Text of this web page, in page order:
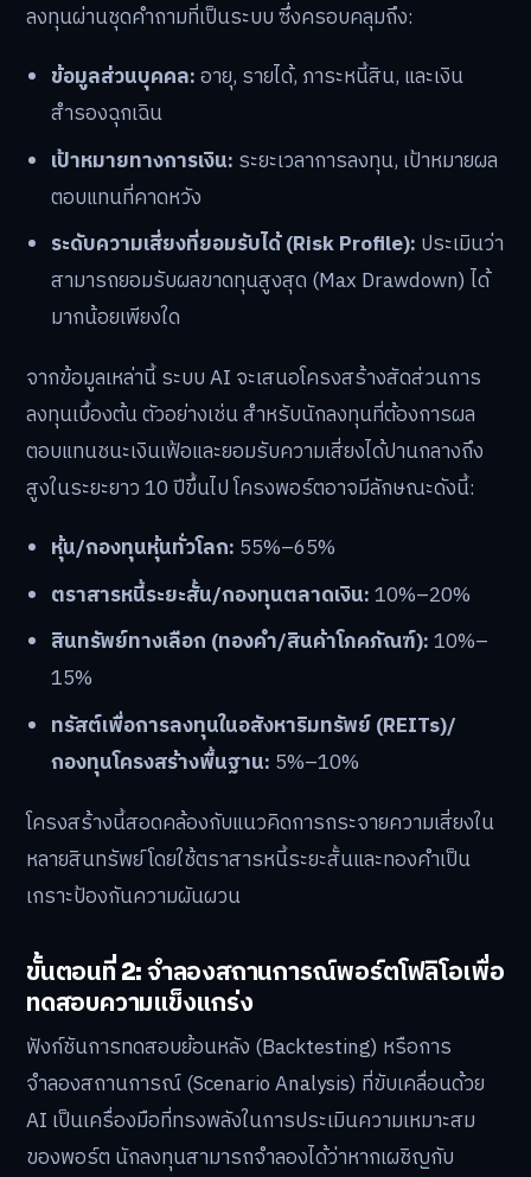
ลงทุนผ่านชุดคำถามที่เป็นระบบ ซึ่งครอบคลุมถึง:
ข้อมูลส่วนบุคคล:อายุ, รายได้, ภาระหนี้สิน, และเงิน
สำรองฉุกเฉิน
เป้าหมายทางการเงิน: ระยะเวลาการลงทุน, เป้าหมายผล
ตอบแทนที่คาดหวัง
ระดับความเสี่ยงที่ยอมรับได้ (Risk Profile): ประเมินว่า
สามารถยอมรับผลขาดทุนสูงสุด (Max Drawdown) ได้
มากน้อยเพียงใด
จากข้อมูลเหล่านี้ ระบบ AI จะเสนอโครงสร้างสัดส่วนการ
ลงทุนเบื้องต้น ตัวอย่างเช่น สำหรับนักลงทุนที่ต้องการผล
ตอบแทนชนะเงินเฟ้อและยอมรับความเสี่ยงได้ปานกลางถึง
สูงในระยะยาว 10 ปีขึ้นไป โครงพอร์ตอาจมีลักษณะดังนี้:
หุ้น/กองทุนหุ้นทั่วโลก: 55%–65%
ตราสารหนี้ระยะสั้น/กองทุนตลาดเงิน:10%–20%
สินทรัพย์ทางเลือก (ทองคำ/สินค้าโภคภัณฑ์):10%–
15%
ทรัสต์เพื่อการลงทุนในอสังหาริมทรัพย์ (REITs)/
กองทุนโครงสร้างพื้นฐาน: 5%–10%
โครงสร้างนี้สอดคล้องกับแนวคิดการกระจายความเสี่ยงใน
หลายสินทรัพย์ โดยใช้ตราสารหนี้ระยะสั้นและทองคำเป็น
เกราะป้องกันความผันผวน
ขั้นตอนที่ 2: จำลองสถานการณ์พอร์ตโฟลิโอเพื่อ
ทดสอบความแข็งแกร่ง
ฟังก์ชันการทดสอบย้อนหลัง (Backtesting) หรือการ
จำลองสถานการณ์ (Scenario Analysis) ที่ขับเคลื่อนด้วย
AI เป็นเครื่องมือที่ทรงพลังในการประเมินความเหมาะสม
ของพอร์ต นักลงทุนสามารถจำลองได้ว่าหากเผชิญกับ